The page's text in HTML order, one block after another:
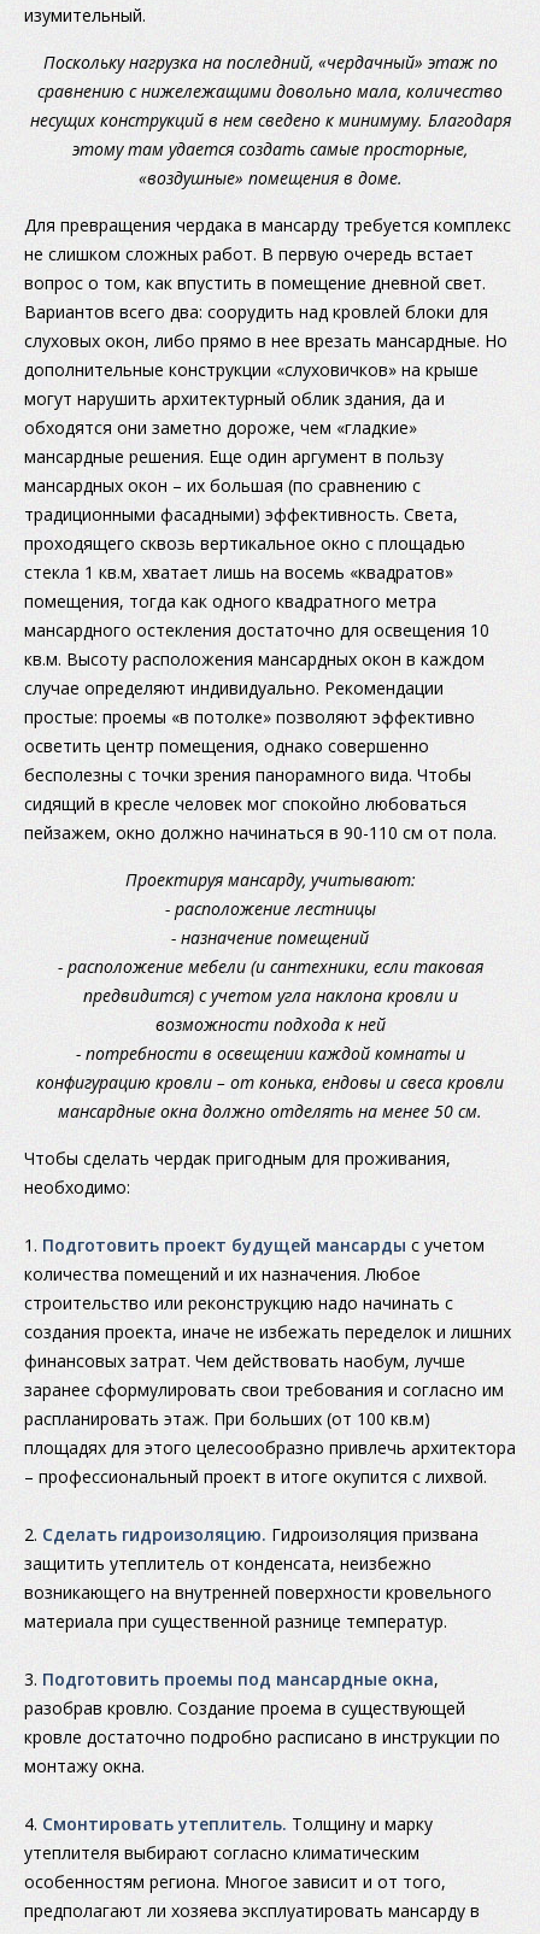
изумительный.
Поскольку нагрузка на последний, «чердачный» этаж по
сравнению с нижележащими довольно мала, количество
несущих конструкций в нем сведено к минимуму. Благодаря
этому там удается создать самые просторные,
«воздушные» помещения в доме.
Для превращения чердака в мансарду требуется комплекс
не слишком сложных работ. В первую очередь встает
вопрос о том, как впустить в помещение дневной свет.
Вариантов всего два: соорудить над кровлей блоки для
слуховых окон, либо прямо в нее врезать мансардные. Но
дополнительные конструкции «слуховичков» на крыше
могут нарушить архитектурный облик здания, да и
обходятся они заметно дороже, чем «гладкие»
мансардные решения. Еще один аргумент в пользу
мансардных окон – их большая (по сравнению с
традиционными фасадными) эффективность. Света,
проходящего сквозь вертикальное окно с площадью
стекла 1 кв.м, хватает лишь на восемь «квадратов»
помещения, тогда как одного квадратного метра
мансардного остекления достаточно для освещения 10
кв.м. Высоту расположения мансардных окон в каждом
случае определяют индивидуально. Рекомендации
простые: проемы «в потолке» позволяют эффективно
осветить центр помещения, однако совершенно
бесполезны с точки зрения панорамного вида. Чтобы
сидящий в кресле человек мог спокойно любоваться
пейзажем, окно должно начинаться в 90-110 см от пола.
Проектируя мансарду, учитывают:
- расположение лестницы
- назначение помещений
- расположение мебели (и сантехники, если таковая
предвидится) с учетом угла наклона кровли и
возможности подхода к ней
- потребности в освещении каждой комнаты и
конфигурацию кровли – от конька, ендовы и свеса кровли
мансардные окна должно отделять на менее 50 см.
Чтобы сделать чердак пригодным для проживания,
необходимо:
1. Подготовить проект будущей мансарды с учетом
количества помещений и их назначения. Любое
строительство или реконструкцию надо начинать с
создания проекта, иначе не избежать переделок и лишних
финансовых затрат. Чем действовать наобум, лучше
заранее сформулировать свои требования и согласно им
распланировать этаж. При больших (от 100 кв.м)
площадях для этого целесообразно привлечь архитектора
– профессиональный проект в итоге окупится с лихвой.
2. Сделать гидроизоляцию. Гидроизоляция призвана
защитить утеплитель от конденсата, неизбежно
возникающего на внутренней поверхности кровельного
материала при существенной разнице температур.
3. Подготовить проемы под мансардные окна,
разобрав кровлю. Создание проема в существующей
кровле достаточно подробно расписано в инструкции по
монтажу окна.
4. Смонтировать утеплитель. Толщину и марку
утеплителя выбирают согласно климатическим
особенностям региона. Многое зависит и от того,
предполагают ли хозяева эксплуатировать мансарду в